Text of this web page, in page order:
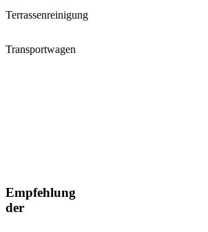
Terrassenreinigung
Transportwagen
Empfehlung
der